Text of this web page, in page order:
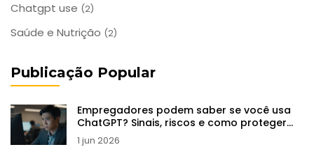
Chatgpt use (2)
Saúde e Nutrição (2)
Publicação Popular
Empregadores podem saber se você usa
ChatGPT? Sinais, riscos e como proteger
sua carreira
1 jun 2026